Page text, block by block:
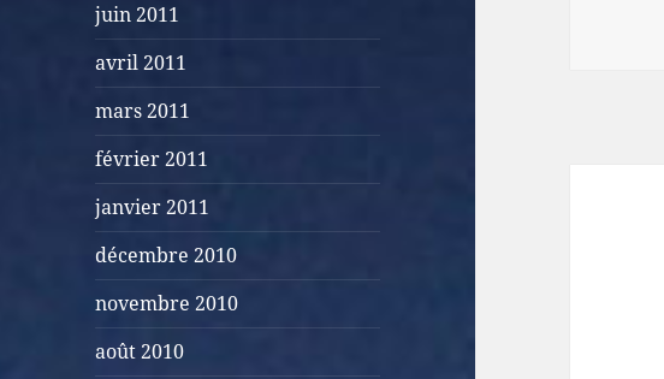
juin 2011
avril 2011
mars 2011
février 2011
janvier 2011
décembre 2010
novembre 2010
août 2010